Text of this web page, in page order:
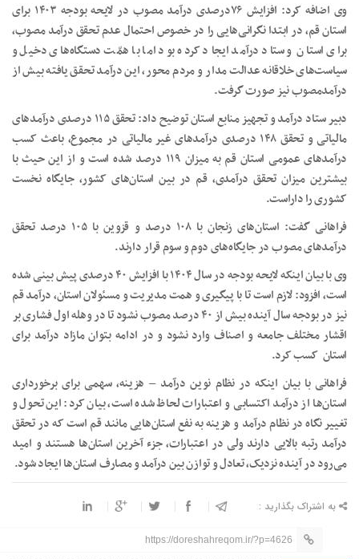
وی اضافه کرد: افزایش ۷۶درصدی درآمد مصوب در لایحه بودجه ۱۴۰۳ برای
استان قم، در ابتدا نگرانی‌هایی را در خصوص احتمال عدم تحقق درآمد مصوب،
برای استان و ستاد درآمد ایجاد کرده بود اما با همّت دستگاه‌های دخیل و
سیاست‌های خلاقانه عدالت مدار و مردم محور، این درآمد تحقق یافته بیش از
درآمدمصوب نیز صورت گرفت.
دبیر ستاد درآمد و تجهیز منابع استان توضیح داد: تحقق ۱۱۵ درصدی درآمدهای
مالیاتی و تحقق ۱۴۸ درصدی درآمدهای غیر مالیاتی در مجموع، باعث کسب
درآمدهای عمومی استان قم به میزان ۱۱۹ درصد شده است و از این حیث با
بیشترین میزان تحقق درآمدی، قم در بین استان‌های کشور، جایگاه نخست
کشوری را داراست.
فراهانی گفت: استان‌های زنجان با ۱۰۸ درصد و قزوین با ۱۰۵ درصد تحقق
درآمدهای مصوب در جایگاه‌های دوم و سوم قرار دارند.
وی با بیان اینکه لایحه بودجه در سال ۱۴۰۴ با افزایش ۴۰ درصدی پیش بینی شده
است، افزود: لازم است تا با پیگیری و همت مدیریت و مسئولان استان، درآمد قم
نیز در بودجه سال آینده بیش از ۴۰ درصد مصوب نشود تا در وهله اول فشاری بر
اقشار مختلف جامعه و اصناف وارد نشود و در ادامه بتوان مازاد درآمد برای
استان کسب کرد.
فراهانی با بیان اینکه در نظام نوین درآمد – هزینه، سهمی برای برخورداری
استان‌ها از درآمد اکتسابی و اعتبارات لحاظ شده است، بیان کرد: این تحول و
تغییر نگاه در نظام درآمد و هزینه به نفع استان‌هایی مانند قم است که در تحقق
درآمد رتبه بالایی دارند ولی در اعتبارات، جزء آخرین استان‌ها هستند و امید
می‌رود در آینده نزدیک، تعادل و توازن بین درآمد و مصارف استان‌ها ایجاد شود.
به اشتراک بگذارید :
https://doreshahreqom.ir/?p=4626